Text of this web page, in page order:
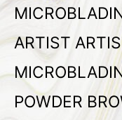
ARTIST
POWDER